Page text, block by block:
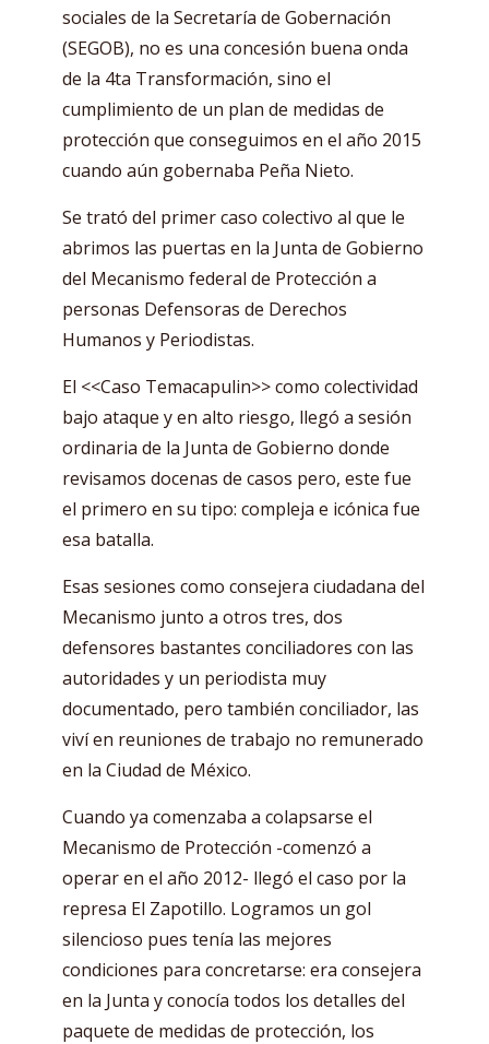
sociales de la Secretaría de Gobernación
(SEGOB), no es una concesión buena onda
de la 4ta Transformación, sino el
cumplimiento de un plan de medidas de
protección que conseguimos en el año 2015
cuando aún gobernaba Peña Nieto.
Se trató del primer caso colectivo al que le
abrimos las puertas en la Junta de Gobierno
del Mecanismo federal de Protección a
personas Defensoras de Derechos
Humanos y Periodistas.
El <<Caso Temacapulin>> como colectividad
bajo ataque y en alto riesgo, llegó a sesión
ordinaria de la Junta de Gobierno donde
revisamos docenas de casos pero, este fue
el primero en su tipo: compleja e icónica fue
esa batalla.
Esas sesiones como consejera ciudadana del
Mecanismo junto a otros tres, dos
defensores bastantes conciliadores con las
autoridades y un periodista muy
documentado, pero también conciliador, las
viví en reuniones de trabajo no remunerado
en la Ciudad de México.
Cuando ya comenzaba a colapsarse el
Mecanismo de Protección -comenzó a
operar en el año 2012- llegó el caso por la
represa El Zapotillo. Logramos un gol
silencioso pues tenía las mejores
condiciones para concretarse: era consejera
en la Junta y conocía todos los detalles del
paquete de medidas de protección, los